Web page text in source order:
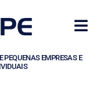
PEQUENAS EMPRESAS E